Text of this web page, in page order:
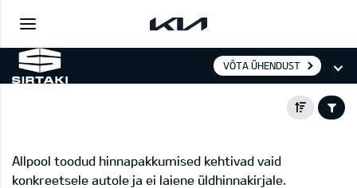
VÕTA ÜHENDUST
Allpool toodud hinnapakkumised kehtivad vaid
konkreetsele autole ja ei laiene üldhinnakirjale.